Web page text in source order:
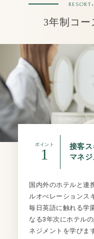
3年制コー
ポイント
1
接客ス
マネ
国内外のホテルと連
ルオぺレーションス
毎日英語に触れる学
なる3年次にホテル
ネジメントを学びます